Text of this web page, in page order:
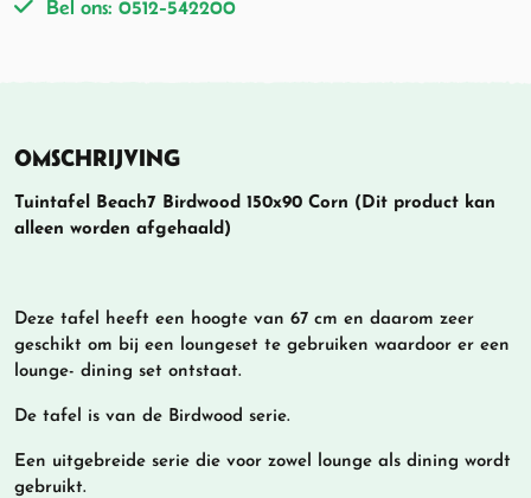
Bel ons: 0512-542200
OMSCHRIJVING
Tuintafel Beach7 Birdwood 150x90 Corn (Dit product kan
alleen worden afgehaald)
Deze tafel heeft een hoogte van 67 cm en daarom zeer
geschikt om bij een loungeset te gebruiken waardoor er een
lounge- dining set ontstaat.
De tafel is van de Birdwood serie.
Een uitgebreide serie die voor zowel lounge als dining wordt
gebruikt.